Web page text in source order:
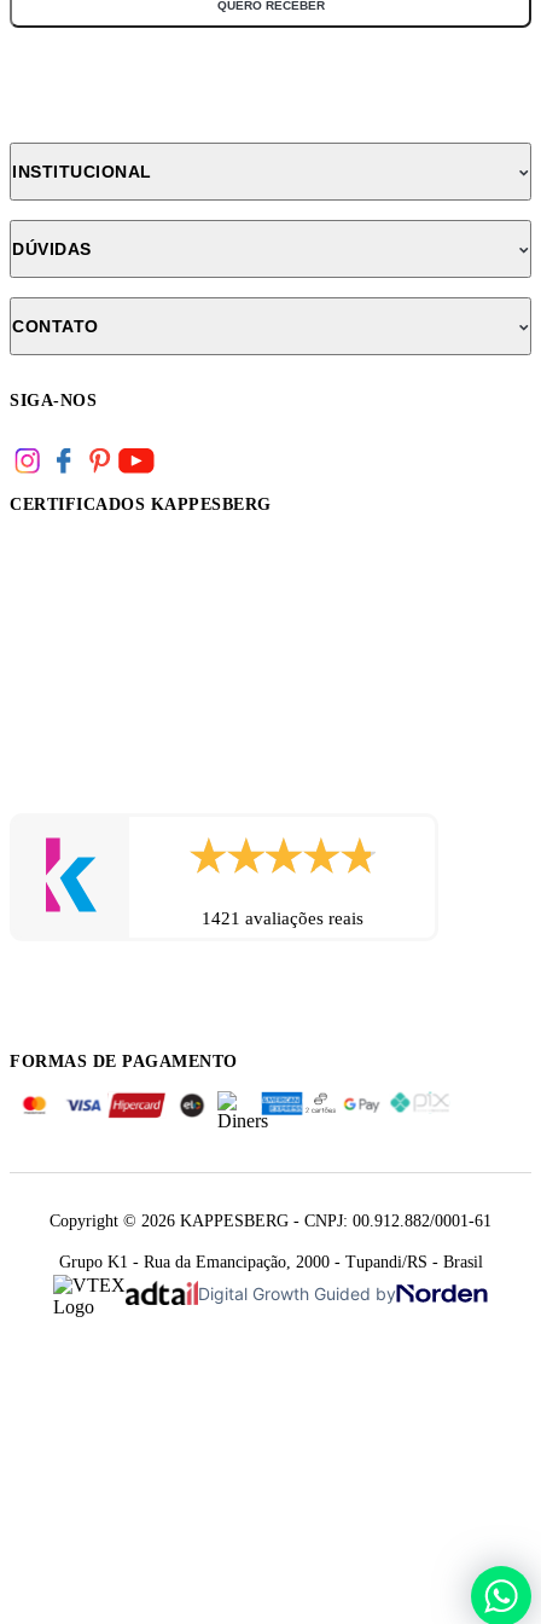
QUERO RECEBER
INSTITUCIONAL
DÚVIDAS
CONTATO
SIGA-NOS
CERTIFICADOS KAPPESBERG
1421 avaliações reais
FORMAS DE PAGAMENTO
Copyright © 2026 KAPPESBERG - CNPJ: 00.912.882/0001-61
Grupo K1 - Rua da Emancipação, 2000 - Tupandi/RS - Brasil
Digital Growth Guided by